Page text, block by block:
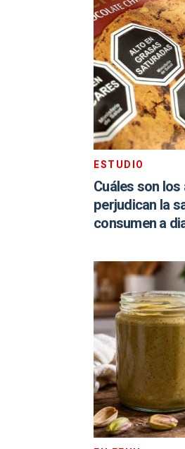
ESTUDIO
Cuáles son
perjudican la
consumen a